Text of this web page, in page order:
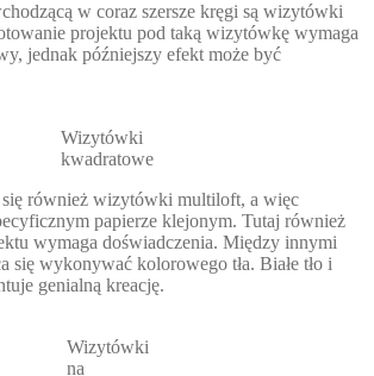
w coraz szersze kręgi są wizytówki
projektu pod taką wizytówkę wymaga
jednak późniejszy efekt może być
Wizytówki
kwadratowe
się również wizytówki multiloft, a więc
papierze klejonym. Tutaj również
wymaga doświadczenia. Między innymi
się wykonywać kolorowego tła. Białe tło i
genialną kreację.
Wizytówki
na